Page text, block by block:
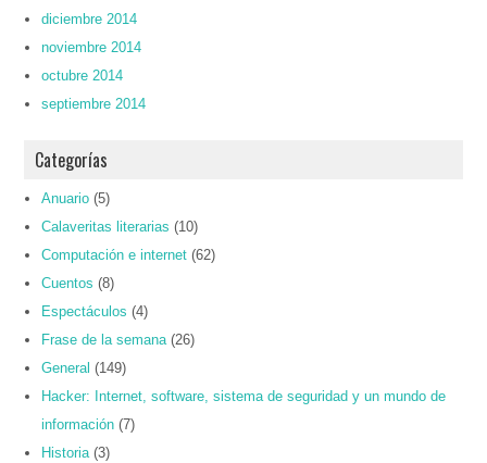
diciembre 2014
noviembre 2014
octubre 2014
septiembre 2014
Categorías
Anuario (5)
Calaveritas literarias (10)
Computación e internet (62)
Cuentos (8)
Espectáculos (4)
Frase de la semana (26)
General (149)
Hacker: Internet, software, sistema de seguridad y un mundo de
información (7)
Historia (3)